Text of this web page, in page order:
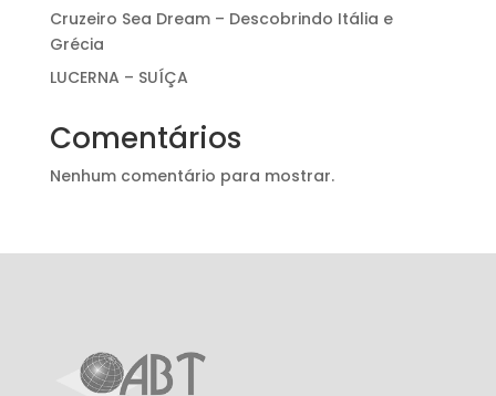
Cruzeiro Sea Dream – Descobrindo Itália e
Grécia
LUCERNA – SUÍÇA
Comentários
Nenhum comentário para mostrar.